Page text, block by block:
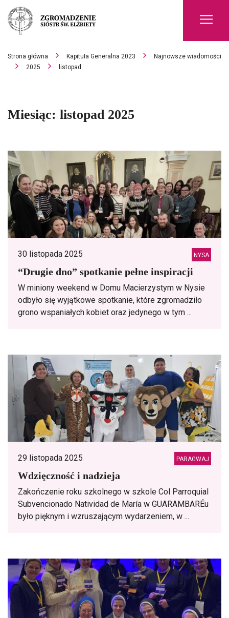
Strona główna Kapituła Generalna 2023
Najnowsze wiadomości
2025
listopad
Miesiąc: listopad 2025
30 listopada 2025 NYSA
“Drugie dno” spotkanie pełne inspiracji
W miniony weekend w Domu Macierzystym w Nysie
odbyło się wyjątkowe spotkanie, które zgromadziło
grono wspaniałych kobiet oraz jedynego w tym ...
29 listopada 2025 PARAGWAJ
Wdzięczność i nadzieja
Zakończenie roku szkolnego w szkole Col Parroquial
Subvencionado Natividad de María w GUARAMBARÉu
było pięknym i wzruszającym wydarzeniem, w ...